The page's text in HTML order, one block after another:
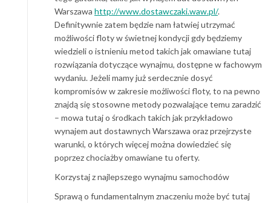
Warszawa http://www.dostawczaki.waw.pl/.
Definitywnie zatem będzie nam łatwiej utrzymać
możliwości floty w świetnej kondycji gdy będziemy
wiedzieli o istnieniu metod takich jak omawiane tutaj
rozwiązania dotyczące wynajmu, dostępne w fachowym
wydaniu. Jeżeli mamy już serdecznie dosyć
kompromisów w zakresie możliwości floty, to na pewno
znajdą się stosowne metody pozwalające temu zaradzić
– mowa tutaj o środkach takich jak przykładowo
wynajem aut dostawnych Warszawa oraz przejrzyste
warunki, o których więcej można dowiedzieć się
poprzez chociażby omawiane tu oferty.
Korzystaj z najlepszego wynajmu samochodów
Sprawą o fundamentalnym znaczeniu może być tutaj